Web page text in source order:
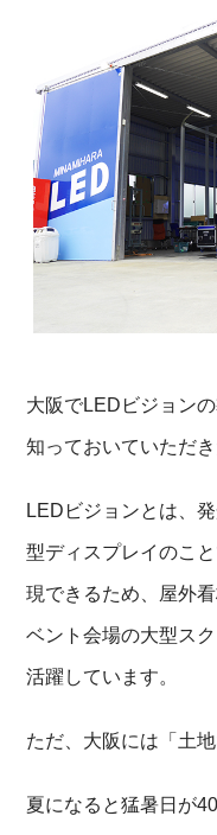
大阪でLEDビジョン
知っておいていただ
LEDビジョンとは、
型ディスプレイのこ
現できるため、屋外
ベント会場の大型ス
活躍しています。
ただ、大阪には「土
夏になると猛暑日が